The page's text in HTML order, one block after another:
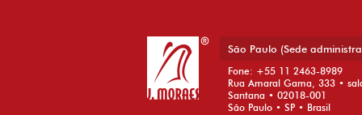
São Paulo (Sede
Fone: +55 11 2463-8989
Rua Amaral Gama, 333 •
Santana • 02018-001
São Paulo • SP • Brasil